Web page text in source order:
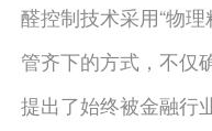
醛控制技术采用“物理
管齐下的方式，不仅
提出了始终被金融行